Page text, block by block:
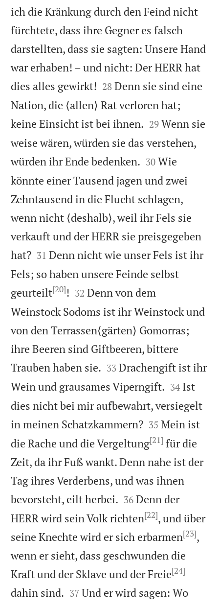
ich die Kränkung durch den Feind nicht
fürchtete, dass ihre Gegner es falsch
darstellten, dass sie sagten: Unsere Hand
war erhaben! – und nicht: Der HERR hat
dies alles gewirkt! 

28 Denn sie sind eine
Nation, die ⟨allen⟩ Rat verloren hat;
keine Einsicht ist bei ihnen. 

29 Wenn sie
weise wären, würden sie das verstehen,
würden ihr Ende bedenken. 

30 Wie
könnte einer Tausend jagen und zwei
Zehntausend in die Flucht schlagen,
wenn nicht ⟨deshalb⟩, weil ihr Fels sie
verkauft und der HERR sie preisgegeben
hat?
31 Denn nicht wie unser Fels ist ihr
Fels; so haben unsere Feinde selbst
geurteilt[20]! 

32 Denn von dem
Weinstock Sodoms ist ihr Weinstock und
von den Terrassen⟨gärten⟩ Gomorras;
ihre Beeren sind Giftbeeren, bittere
Trauben haben sie. 

33 Drachengift ist ihr
Wein und grausames Viperngift. 

34 Ist
dies nicht bei mir aufbewahrt, versiegelt
in meinen Schatzkammern?
35 Mein ist
die Rache und die Vergeltung[21] für die
Zeit, da ihr Fuß wankt. Denn nahe ist der
Tag ihres Verderbens, und was ihnen
bevorsteht, eilt herbei. 

36 Denn der
HERR wird sein Volk richten[22], und über
seine Knechte wird er sich erbarmen[23],
wenn er sieht, dass geschwunden die
Kraft und der Sklave und der Freie[24]
dahin sind. 

37 Und er wird sagen: Wo